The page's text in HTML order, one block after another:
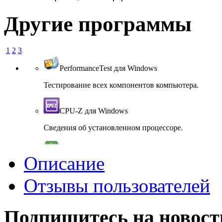
Другие программы
1 2 3
PerformanceTest для Windows
Тестирование всех компонентов компьютера.
CPU-Z для Windows
Сведения об установленном процессоре.
SIW- информация о компонентах компьютера.
GPU-Z для Windows
Предоставляет информацию о видеосистеме.
Описание
Отзывы пользователей
Подпишитесь на